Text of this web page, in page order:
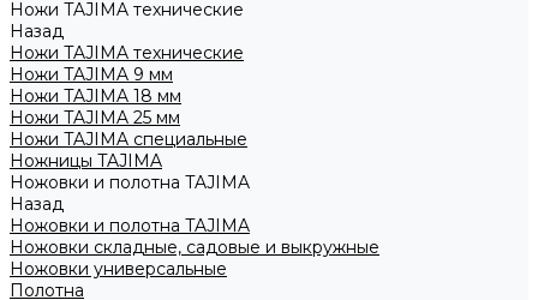
Ножи TAJIMA технические
Назад
Ножи TAJIMA технические
Ножи TAJIMA 9 мм
Ножи TAJIMA 18 мм
Ножи TAJIMA 25 мм
Ножи TAJIMA специальные
Ножницы TAJIMA
Ножовки и полотна TAJIMA
Назад
Ножовки и полотна TAJIMA
Ножовки складные, садовые и выкружные
Ножовки универсальные
Полотна